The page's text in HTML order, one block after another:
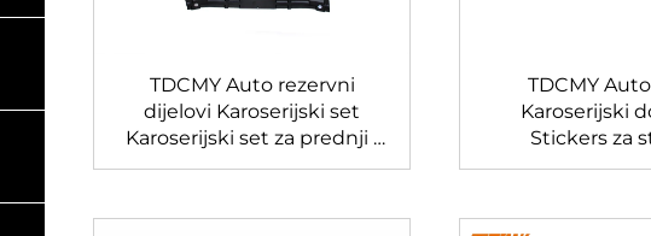
TDCMY Auto rezervni
dijelovi Karoserijski set
Karoserijski set za prednji i
stražnji dio, spojler, rešetka
2018 2019 2020
TDCMY
Karoserijski
Stickers za
karoserijski set